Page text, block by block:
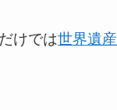
けでは世界遺産